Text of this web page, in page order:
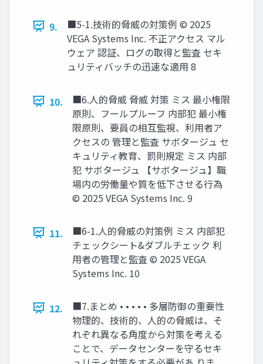
9.
■5-1.技術的脅威の対策例 © 2025
VEGA Systems Inc. 不正アクセス マル
ウェア 認証、ログの取得と監査 セキ
ュリティバッチの迅速な適用 8
10.
■6.人的脅威 脅威 対策 ミス 最小権限
原則、フールプルーフ 内部犯 最小権
限原則、要員の相互監視、利用者ア
クセスの 管理と監査 サボタージュ セ
キュリティ教育、罰則規定 ミス 内部
犯 サボタージュ 【サボタージュ】職
場内の労働量や質を低下させる行為
© 2025 VEGA Systems Inc. 9
11.
■6-1.人的脅威の対策例 ミス 内部犯
チェックシート&ダブルチェック 利
用者の管理と監査 © 2025 VEGA
Systems Inc. 10
12.
■7.まとめ • • • • • 多層防御の重要性
物理的、技術的、人的の脅威は、そ
れぞれ異なる角度から対策を考える
ことで、データセンターを守るセキ